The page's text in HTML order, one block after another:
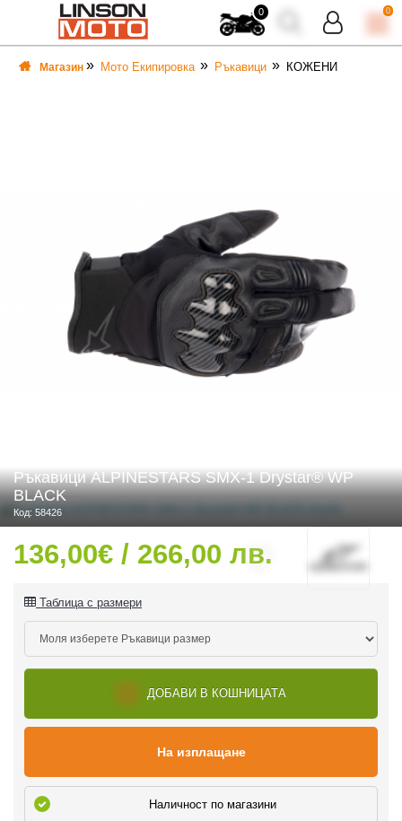
ЕКИПИРОВКА
0 0
Магазин Мото Екипировка Ръкавици КОЖЕНИ
Ръкавици ALPINESTARS SMX-1 Drystar® WP
BLACK
Код: 58426
136,00€ / 266,00 лв.
Таблица с размери
ДОБАВИ В КОШНИЦАТА
На изплащане
Наличност по магазини